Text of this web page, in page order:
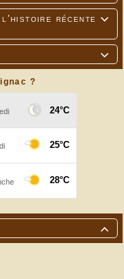

l'histoire récente

?
